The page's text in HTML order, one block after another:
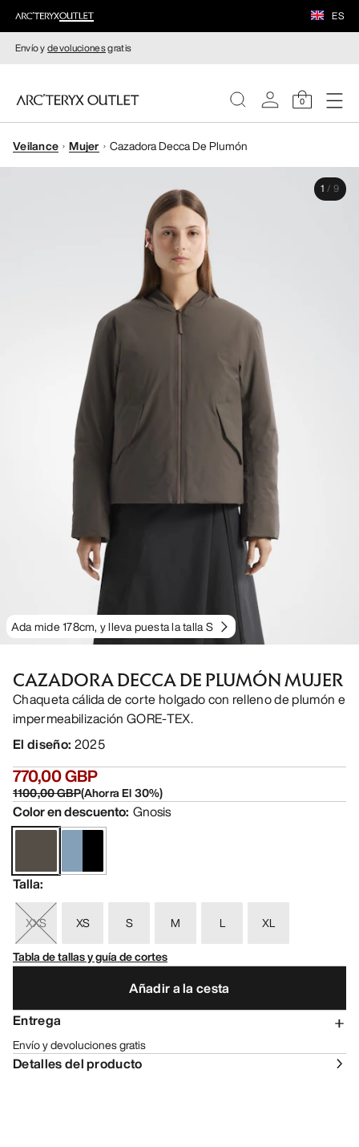
ES
Envío ydevolucionesgratis
0
MUJERE
Veilance Mujer Cazadora Decca De Plumón
Ada mide 178cm, y lleva puesta la talla S
1 / 9
CAZADORA DECCA DE PLUMÓN MUJER
Chaqueta cálida de corte holgado con relleno de plumón e
impermeabilización GORE-TEX.
El diseño: 2025
770,00 GBP
1100,00 GBP(Ahorra El30%)
Color en descuento: Gnosis
Talla:
XXS XS S M L
XL
Tabla de tallas y guía de cortes
Añadir a la cesta
Entrega
Envío y devoluciones gratis
Detalles del producto